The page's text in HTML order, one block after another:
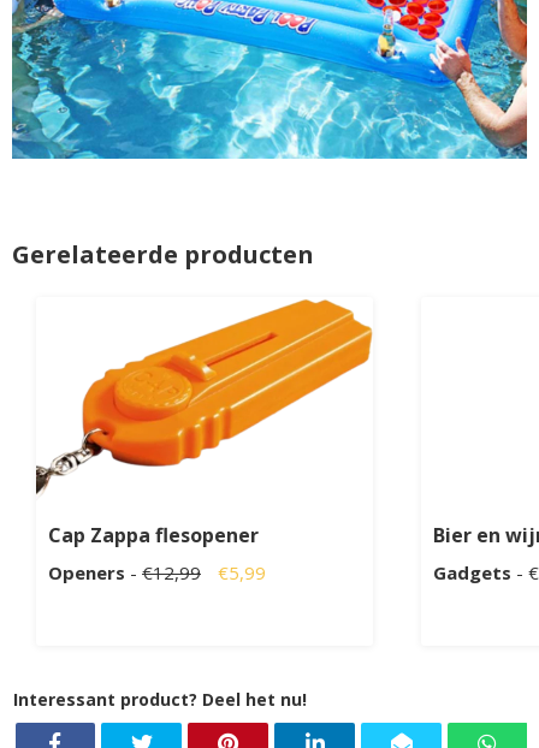
Gerelateerde producten
Cap Zappa flesopener
Openers - €12,99 €5,99
Bier en
Gadgets -
Interessant product? Deel het nu!